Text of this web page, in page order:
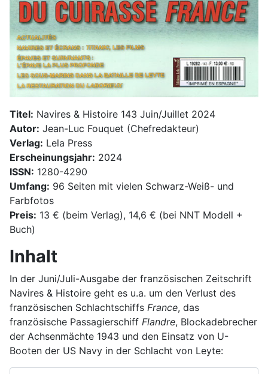
Titel: Navires & Histoire 143 Juin/Juillet 2024
Autor: Jean-Luc Fouquet (Chefredakteur)
Verlag: Lela Press
Erscheinungsjahr: 2024
ISSN: 1280-4290
Umfang: 96 Seiten mit vielen Schwarz-Weiß- und
Farbfotos
Preis: 13 € (beim Verlag), 14,6 € (bei NNT Modell +
Buch)
Inhalt
In der Juni/Juli-Ausgabe der französischen Zeitschrift
Navires & Histoire geht es u.a. um den Verlust des
französischen Schlachtschiffs France, das
französische Passagierschiff Flandre, Blockadebrecher
der Achsenmächte 1943 und den Einsatz von U-
Booten der US Navy in der Schlacht von Leyte: